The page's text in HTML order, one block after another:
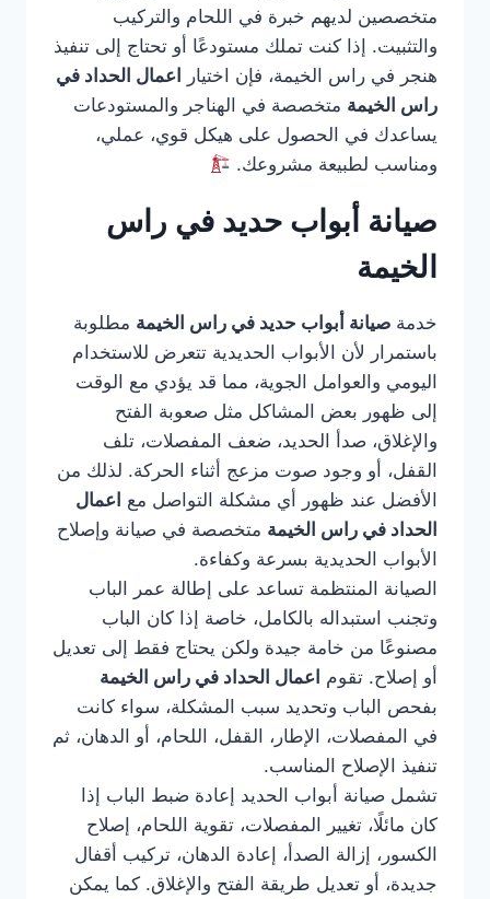
متخصصين لديهم خبرة في اللحام والتركيب
والتثبيت. إذا كنت تملك مستودعًا أو تحتاج إلى تنفيذ
هنجر في راس الخيمة، فإن اختيار
اعمال الحداد في
راس الخيمة متخصصة في الهناجر والمستودعات
يساعدك في الحصول على هيكل قوي، عملي،
ومناسب لطبيعة مشروعك.
صيانة أبواب حديد في راس
الخيمة
خدمة صيانة أبواب حديد في راس الخيمة مطلوبة
باستمرار لأن الأبواب الحديدية تتعرض للاستخدام
اليومي والعوامل الجوية، مما قد يؤدي مع الوقت
إلى ظهور بعض المشاكل مثل صعوبة الفتح
والإغلاق، صدأ الحديد، ضعف المفصلات، تلف
القفل، أو وجود صوت مزعج أثناء الحركة. لذلك من
الأفضل عند ظهور أي مشكلة التواصل مع اعمال
الحداد في راس الخيمة متخصصة في صيانة وإصلاح
الأبواب الحديدية بسرعة وكفاءة.
الصيانة المنتظمة تساعد على إطالة عمر الباب
وتجنب استبداله بالكامل، خاصة إذا كان الباب
مصنوعًا من خامة جيدة ولكن يحتاج فقط إلى تعديل
أو إصلاح. تقوم اعمال الحداد في راس الخيمة
بفحص الباب وتحديد سبب المشكلة، سواء كانت
في المفصلات، الإطار، القفل، اللحام، أو الدهان، ثم
تنفيذ الإصلاح المناسب.
تشمل صيانة أبواب الحديد إعادة ضبط الباب إذا
كان مائلًا، تغيير المفصلات، تقوية اللحام، إصلاح
الكسور، إزالة الصدأ، إعادة الدهان، تركيب أقفال
جديدة، أو تعديل طريقة الفتح والإغلاق. كما يمكن